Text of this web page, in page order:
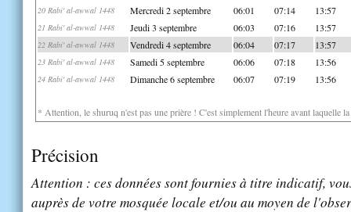
20 Rabi' al-awwal 1448 Mercredi 2 septembre 06:01 07:14 13:57
21 Rabi' al-awwal 1448 Jeudi 3 septembre 06:03 07:16 13:57
22 Rabi' al-awwal 1448 Vendredi 4 septembre 06:04 07:17 13:57
23 Rabi' al-awwal 1448 Samedi 5 septembre 06:06 07:18 13:56
24 Rabi' al-awwal 1448 Dimanche 6 septembre 06:07 07:19 13:56
* Attention, le shuruq n'est pas une prière ! C'est simplement l'heure avant laquelle
Précision
Attention : ces données sont fournies à titre indicatif,
auprès de votre mosquée locale et/ou au moyen de